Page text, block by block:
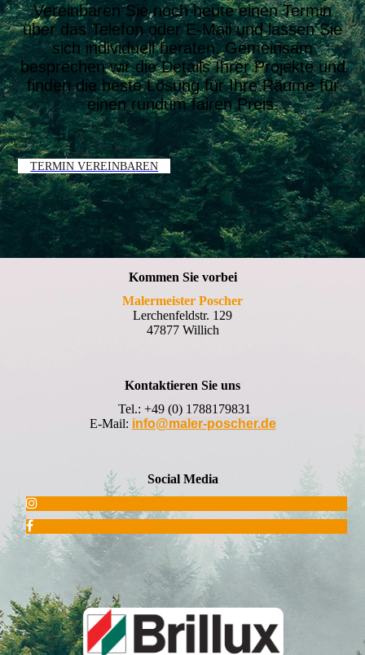
Vereinbaren Sie noch heute einen Termin
über das Telefon oder E-Mail und lassen Sie
sich individuell beraten. Gemeinsam
besprechen wir die Details Ihrer Projekte und
finden die beste Lösung für Ihre Räume für
einen rundum fairen Preis.
TERMIN VEREINBAREN
Kommen Sie vorbei
Malermeister Poscher
Lerchenfeldstr. 129
47877 Willich
Kontaktieren Sie uns
Tel.: +49 (0) 1788179831
E-Mail: info@maler-poscher.de
Social Media